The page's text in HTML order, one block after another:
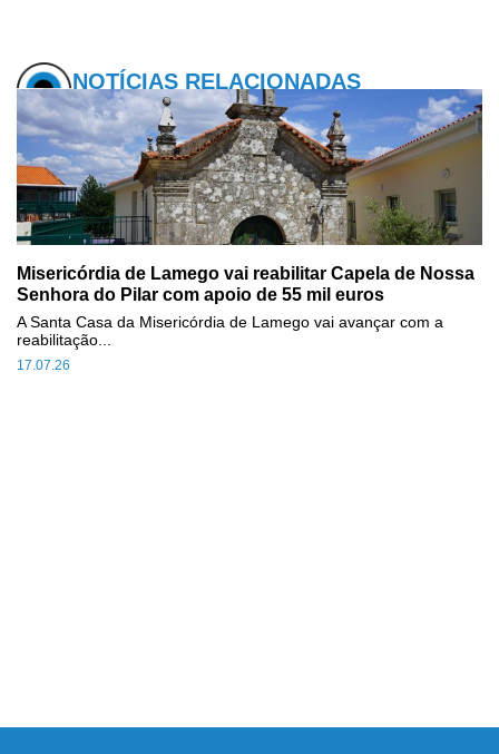
NOTÍCIAS RELACIONADAS
Misericórdia de Lamego vai reabilitar Capela de Nossa
Senhora do Pilar com apoio de 55 mil euros
17.07.26
A Santa Casa da Misericórdia de Lamego vai avançar com a
reabilitação...